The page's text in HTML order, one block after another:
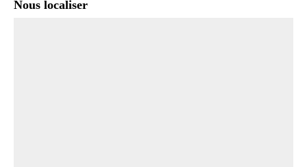
Nous localiser